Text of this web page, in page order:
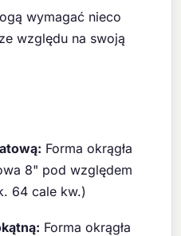
wymagać nieco
względu na swoją
Forma okrągła
8" pod względem
64 cale kw.)
Forma okrągła